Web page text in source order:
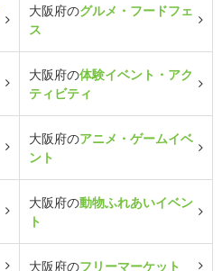
大阪府のグルメ・フードフェ
ス
大阪府の体験イベント・アク
ティビティ
大阪府のアニメ・ゲームイベ
ント
大阪府の動物ふれあいイベン
ト
大阪府のフリーマーケット